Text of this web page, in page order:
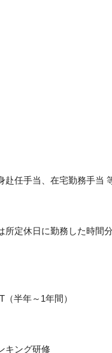
任手当、在宅勤務手当
定休日に勤務した時間
半年～1年間）
キング研修